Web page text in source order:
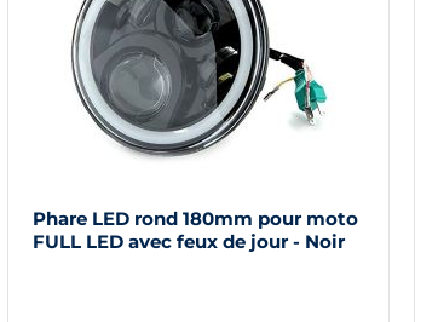
Phare LED rond 180mm pour moto
FULL LED avec feux de jour - Noir